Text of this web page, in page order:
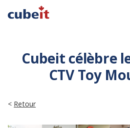
Cubeit célèbre
CTV Toy
< Retour